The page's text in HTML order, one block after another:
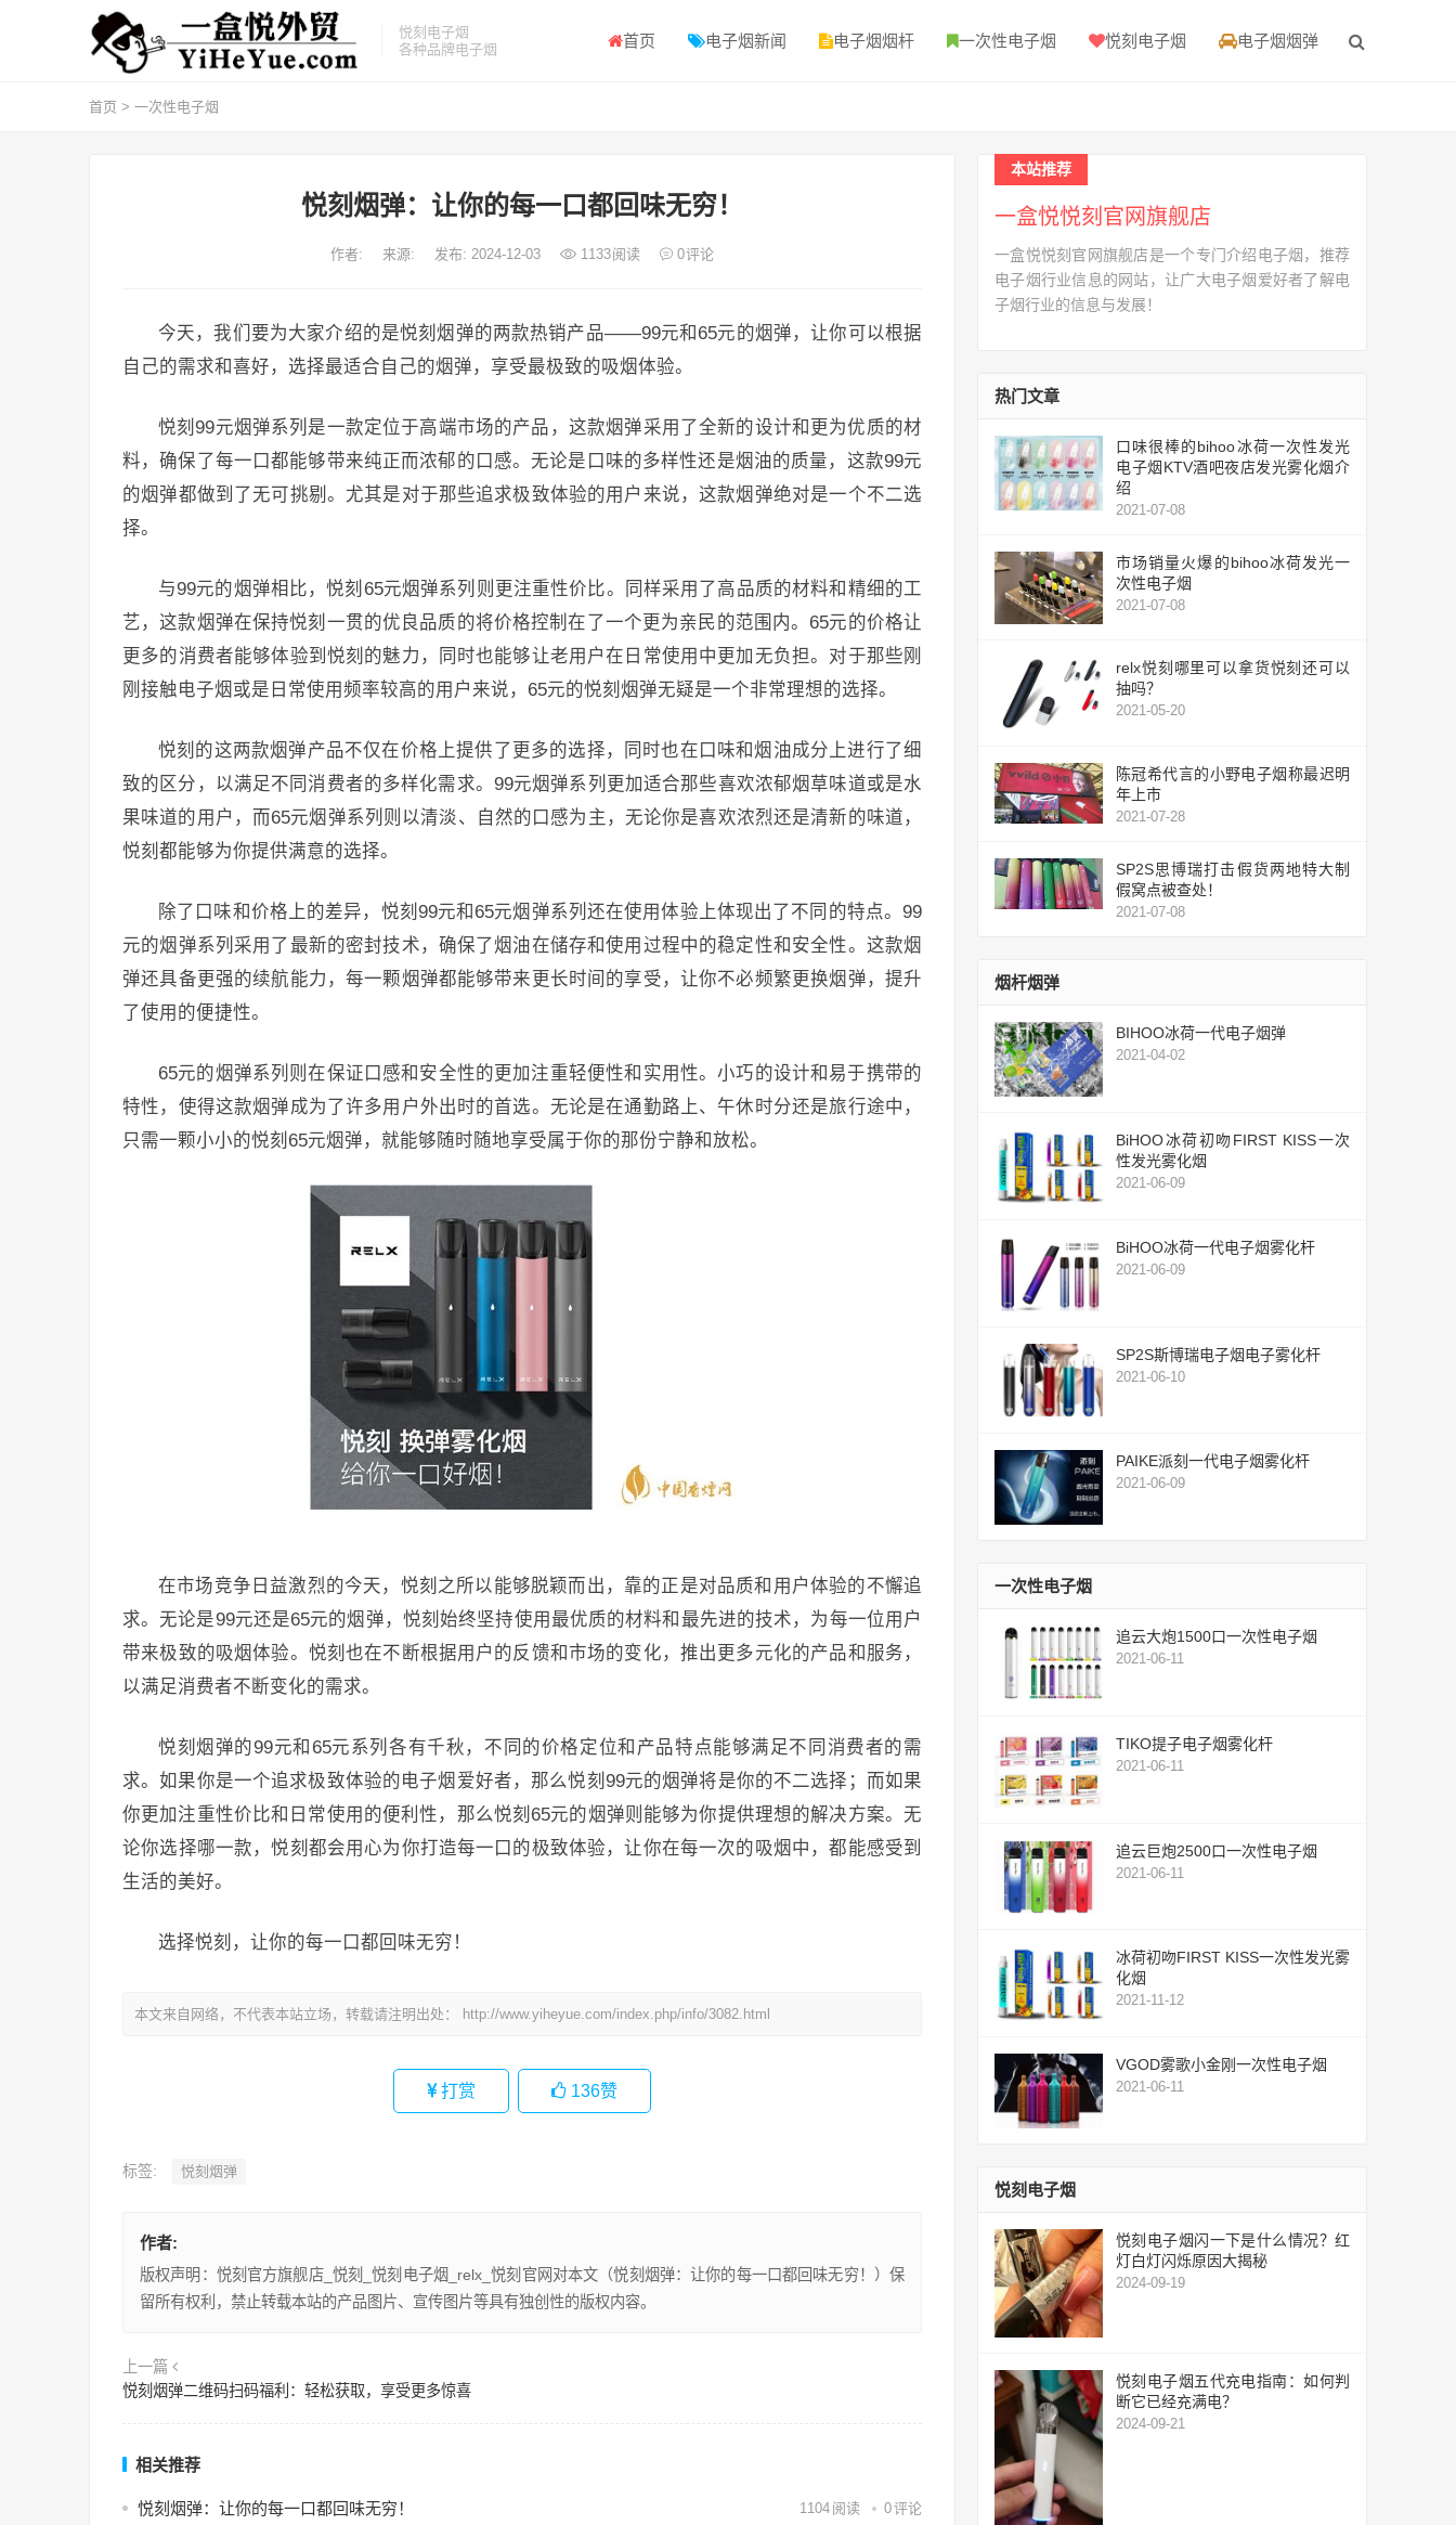
悦刻电子烟
各种品牌电子烟
首页 电子烟新闻 电子烟烟杆 一次性电子烟 悦刻电子烟 电子烟烟弹
首页 > 一次性电子烟
悦刻烟弹：让你的每一口都回味无穷！
作者: 来源: 发布: 2024-12-03 1133阅读 0评论
今天，我们要为大家介绍的是悦刻烟弹的两款热销产品——99元和65元的烟弹，让你可以根据
自己的需求和喜好，选择最适合自己的烟弹，享受最极致的吸烟体验。
悦刻99元烟弹系列是一款定位于高端市场的产品，这款烟弹采用了全新的设计和更为优质的材
料，确保了每一口都能够带来纯正而浓郁的口感。无论是口味的多样性还是烟油的质量，这款99元
的烟弹都做到了无可挑剔。尤其是对于那些追求极致体验的用户来说，这款烟弹绝对是一个不二选
择。
与99元的烟弹相比，悦刻65元烟弹系列则更注重性价比。同样采用了高品质的材料和精细的工
艺，这款烟弹在保持悦刻一贯的优良品质的将价格控制在了一个更为亲民的范围内。65元的价格让
更多的消费者能够体验到悦刻的魅力，同时也能够让老用户在日常使用中更加无负担。对于那些刚
刚接触电子烟或是日常使用频率较高的用户来说，65元的悦刻烟弹无疑是一个非常理想的选择。
悦刻的这两款烟弹产品不仅在价格上提供了更多的选择，同时也在口味和烟油成分上进行了细
致的区分，以满足不同消费者的多样化需求。99元烟弹系列更加适合那些喜欢浓郁烟草味道或是水
果味道的用户，而65元烟弹系列则以清淡、自然的口感为主，无论你是喜欢浓烈还是清新的味道，
悦刻都能够为你提供满意的选择。
除了口味和价格上的差异，悦刻99元和65元烟弹系列还在使用体验上体现出了不同的特点。99
元的烟弹系列采用了最新的密封技术，确保了烟油在储存和使用过程中的稳定性和安全性。这款烟
弹还具备更强的续航能力，每一颗烟弹都能够带来更长时间的享受，让你不必频繁更换烟弹，提升
了使用的便捷性。
65元的烟弹系列则在保证口感和安全性的更加注重轻便性和实用性。小巧的设计和易于携带的
特性，使得这款烟弹成为了许多用户外出时的首选。无论是在通勤路上、午休时分还是旅行途中，
只需一颗小小的悦刻65元烟弹，就能够随时随地享受属于你的那份宁静和放松。
在市场竞争日益激烈的今天，悦刻之所以能够脱颖而出，靠的正是对品质和用户体验的不懈追
求。无论是99元还是65元的烟弹，悦刻始终坚持使用最优质的材料和最先进的技术，为每一位用户
带来极致的吸烟体验。悦刻也在不断根据用户的反馈和市场的变化，推出更多元化的产品和服务，
以满足消费者不断变化的需求。
悦刻烟弹的99元和65元系列各有千秋，不同的价格定位和产品特点能够满足不同消费者的需
求。如果你是一个追求极致体验的电子烟爱好者，那么悦刻99元的烟弹将是你的不二选择；而如果
你更加注重性价比和日常使用的便利性，那么悦刻65元的烟弹则能够为你提供理想的解决方案。无
论你选择哪一款，悦刻都会用心为你打造每一口的极致体验，让你在每一次的吸烟中，都能感受到
生活的美好。
选择悦刻，让你的每一口都回味无穷！
本文来自网络，不代表本站立场，转载请注明出处： http://www.yiheyue.com/index.php/info/3082.html
打赏 136赞
标签: 悦刻烟弹
作者:
版权声明：悦刻官方旗舰店_悦刻_悦刻电子烟_relx_悦刻官网对本文（悦刻烟弹：让你的每一口都回味无穷！）保
留所有权利，禁止转载本站的产品图片、宣传图片等具有独创性的版权内容。
上一篇
悦刻烟弹二维码扫码福利：轻松获取，享受更多惊喜
相关推荐
悦刻烟弹：让你的每一口都回味无穷！ 1104 阅读 0评论
本站推荐
一盒悦悦刻官网旗舰店
一盒悦悦刻官网旗舰店是一个专门介绍电子烟，推荐
电子烟行业信息的网站，让广大电子烟爱好者了解电
子烟行业的信息与发展！
热门文章
口味很棒的bihoo冰荷一次性发光
电子烟KTV酒吧夜店发光雾化烟介
绍
2021-07-08
市场销量火爆的bihoo冰荷发光一
次性电子烟
2021-07-08
relx悦刻哪里可以拿货悦刻还可以
抽吗？
2021-05-20
陈冠希代言的小野电子烟称最迟明
年上市
2021-07-28
SP2S思博瑞打击假货两地特大制
假窝点被查处！
2021-07-08
烟杆烟弹
BIHOO冰荷一代电子烟弹
2021-04-02
BiHOO冰荷初吻FIRST KISS一次
性发光雾化烟
2021-06-09
BiHOO冰荷一代电子烟雾化杆
2021-06-09
SP2S斯博瑞电子烟电子雾化杆
2021-06-10
PAIKE派刻一代电子烟雾化杆
2021-06-09
一次性电子烟
追云大炮1500口一次性电子烟
2021-06-11
TIKO提子电子烟雾化杆
2021-06-11
追云巨炮2500口一次性电子烟
2021-06-11
冰荷初吻FIRST KISS一次性发光雾
化烟
2021-11-12
VGOD雾歌小金刚一次性电子烟
2021-06-11
悦刻电子烟
悦刻电子烟闪一下是什么情况？红
灯白灯闪烁原因大揭秘
2024-09-19
悦刻电子烟五代充电指南：如何判
断它已经充满电？
2024-09-21